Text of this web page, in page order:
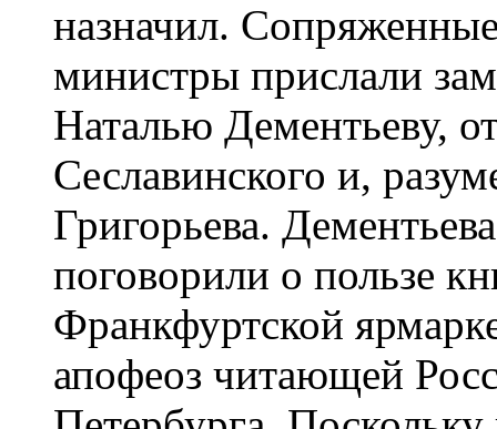
назначил.
министры прислали
Наталью Дементьеву,
Сеславинского и,
Григорьева.
поговорили о пользе
Франкфуртской
апофеоз читающей